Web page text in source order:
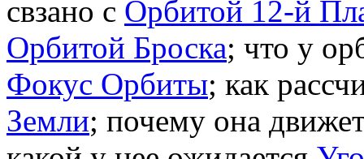
свзано с Орбитой 12-й
Орбитой Броска; что у
Фокус Орбиты; как
Земли; почему она